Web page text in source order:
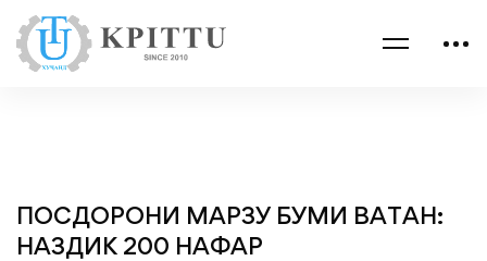
ПОСДОРОНИ МАРЗУ БУМИ ВАТАН:
НАЗДИК 200 НАФАР